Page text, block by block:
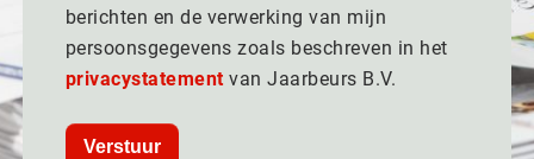
berichten en de verwerking van mijn
persoonsgegevens zoals beschreven in het
privacystatementvan Jaarbeurs B.V.
Verstuur